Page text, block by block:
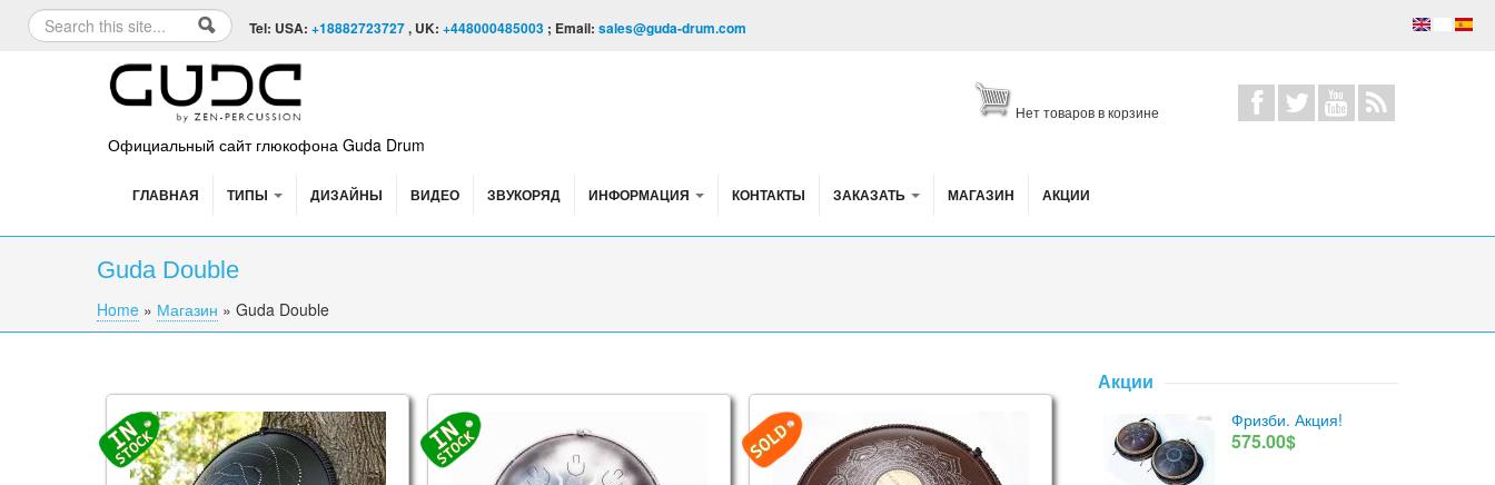
Skip to content
Skip to navigation
Search form
Search Tel: USA: +18882723727, UK: +448000485003 ; Email: sales@guda-drum.com
Официальный сайт глюкофона Guda Drum
Нет товаров в корзине
ГЛАВНАЯ ТИПЫ ДИЗАЙНЫ ВИДЕО ЗВУКОРЯД ИНФОРМАЦИЯ КОНТАКТЫ ЗАКАЗАТЬ МАГАЗИН АКЦИИ
Guda Double
You are here
Home » Магазин » Guda Double
Акции
Фризби. Акция!
575.00$